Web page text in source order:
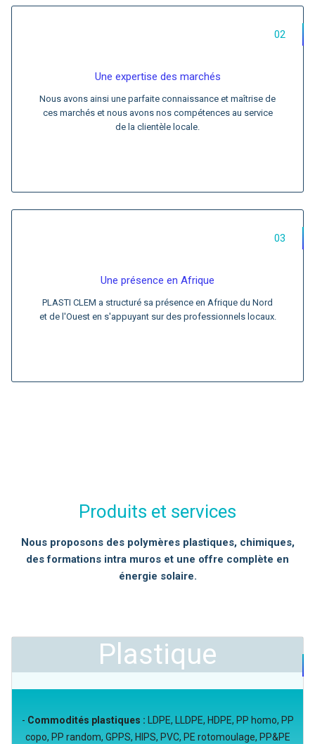
02
Une expertise des marchés
Nous avons ainsi une parfaite connaissance et maîtrise de
ces marchés et nous avons nos compétences au service
de la clientèle locale.
03
Une présence en Afrique
PLASTI CLEM a structuré sa présence en Afrique du Nord
et de l'Ouest en s'appuyant sur des professionnels locaux.
Produits et services
Nous proposons des polymères plastiques, chimiques,
des formations intra muros et une offre complète en
énergie solaire.
Plastique
- Commodités plastiques : LDPE, LLDPE, HDPE, PP homo, PP
copo, PP random, GPPS, HIPS, PVC, PE rotomoulage, PP&PE